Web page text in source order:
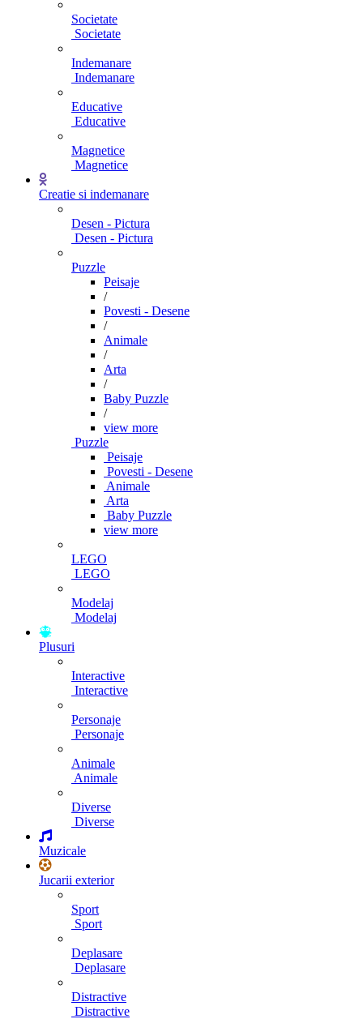
Societate
Societate
Indemanare
Indemanare
Educative
Educative
Magnetice
Magnetice
Creatie si indemanare
Desen - Pictura
Desen - Pictura
Puzzle
Peisaje
/
Povesti - Desene
/
Animale
/
Arta
/
Baby Puzzle
/
view more
Puzzle
Peisaje
Povesti - Desene
Animale
Arta
Baby Puzzle
view more
LEGO
LEGO
Modelaj
Modelaj
Plusuri
Interactive
Interactive
Personaje
Personaje
Animale
Animale
Diverse
Diverse
Muzicale
Jucarii exterior
Sport
Sport
Deplasare
Deplasare
Distractive
Distractive